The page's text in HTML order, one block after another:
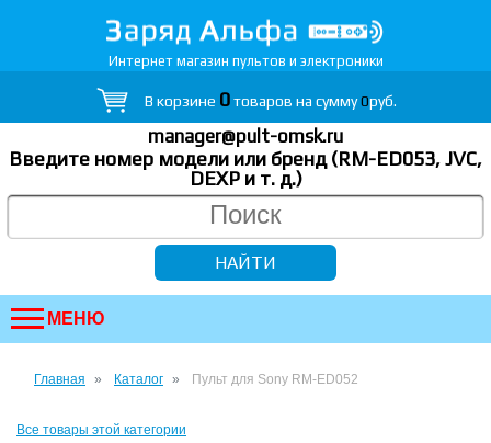
Интернет магазин пультов и электроники
В корзине 0товаров на сумму0руб.
manager@pult-omsk.ru
Введите номер модели или бренд (RM-ED053, JVC,
DEXP и т. д.)
МЕНЮ
Главная Каталог Пульт для Sony RM-ED052
Все товары этой категории